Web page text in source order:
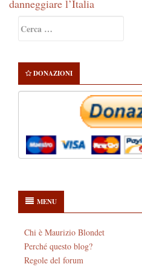
danneggiare l’Italia
Sidebar
per:
DONAZIONI
MENU
Chi è Maurizio Blondet
Perché questo blog?
Regole del forum